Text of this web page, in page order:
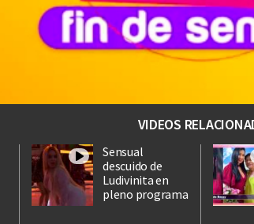
VIDEOS
Sensual
descuido de
Ludivinita en
pleno programa